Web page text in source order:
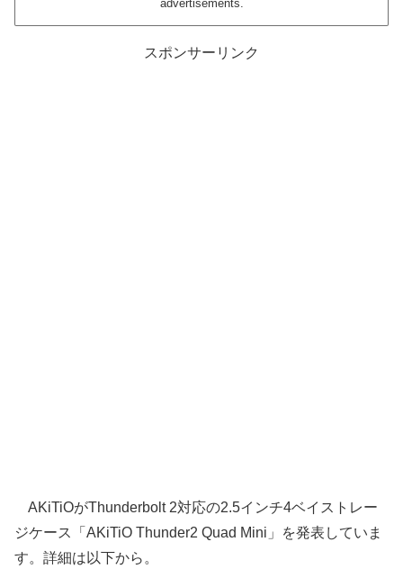
advertisements.
スポンサーリンク
AKiTiOがThunderbolt 2対応の2.5インチ4ベイストレー
ジケース「AKiTiO Thunder2 Quad Mini」を発表していま
す。詳細は以下から。